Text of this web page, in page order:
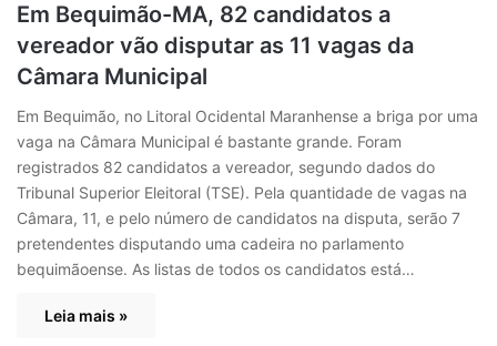
Em Bequimão-MA, 82 candidatos a
vereador vão disputar as 11 vagas da
Câmara Municipal
Em Bequimão, no Litoral Ocidental Maranhense a briga por uma
vaga na Câmara Municipal é bastante grande. Foram
registrados 82 candidatos a vereador, segundo dados do
Tribunal Superior Eleitoral (TSE). Pela quantidade de vagas na
Câmara, 11, e pelo número de candidatos na disputa, serão 7
pretendentes disputando uma cadeira no parlamento
bequimãoense. As listas de todos os candidatos está…
Leia mais »